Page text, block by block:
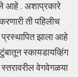
आहे . अशाप्रकारे
ती पहिलीच
प्रस्थापित झाला आहे
स्कायडायव्हिंग
वेगवेगळया